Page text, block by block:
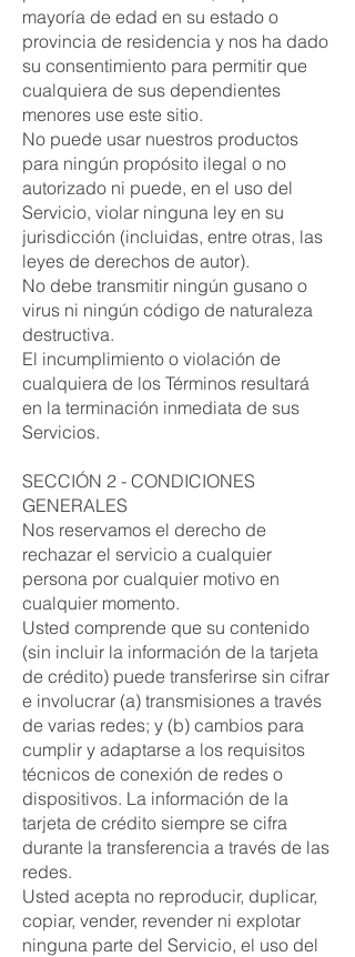
mayoría de edad en su estado o
provincia de residencia y nos ha dado
su consentimiento para permitir que
cualquiera de sus dependientes
menores use este sitio.
No puede usar nuestros productos
para ningún propósito ilegal o no
autorizado ni puede, en el uso del
Servicio, violar ninguna ley en su
jurisdicción (incluidas, entre otras, las
leyes de derechos de autor).
No debe transmitir ningún gusano o
virus ni ningún código de naturaleza
destructiva.
El incumplimiento o violación de
cualquiera de los Términos resultará
en la terminación inmediata de sus
Servicios.
SECCIÓN 2 - CONDICIONES
GENERALES
Nos reservamos el derecho de
rechazar el servicio a cualquier
persona por cualquier motivo en
cualquier momento.
Usted comprende que su contenido
(sin incluir la información de la tarjeta
de crédito) puede transferirse sin cifrar
e involucrar (a) transmisiones a través
de varias redes; y (b) cambios para
cumplir y adaptarse a los requisitos
técnicos de conexión de redes o
dispositivos. La información de la
tarjeta de crédito siempre se cifra
durante la transferencia a través de las
redes.
Usted acepta no reproducir, duplicar,
copiar, vender, revender ni explotar
ninguna parte del Servicio, el uso del